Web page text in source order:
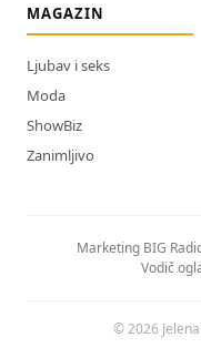
MAGAZIN
Ljubav i seks
Moda
ShowBiz
Zanimljivo
Marketing BIG
Vodič
© 2026